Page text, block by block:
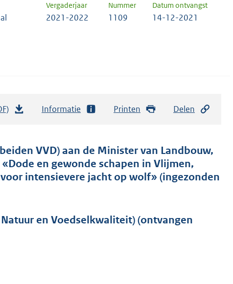
Vergaderjaar Nummer Datum ontvangst
2021-2022 1109 14-12-2021
t
a
n
Informatie Printen Delen
VVD) aan de Minister van Landbouw,
en gewonde schapen in Vlijmen,
intensievere jacht op wolf» (ingezonden
en Voedselkwaliteit) (ontvangen